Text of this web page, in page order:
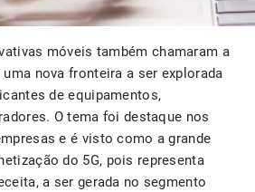
móveis também chamaram a
nova fronteira a ser explorada
de equipamentos,
O tema foi destaque nos
e é visto como a grande
do 5G, pois representa
a ser gerada no segmento